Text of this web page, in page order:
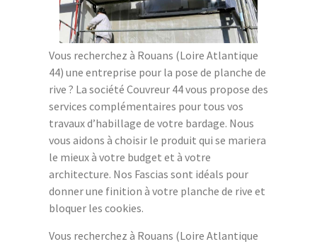
Vous recherchez à Rouans (Loire Atlantique
44) une entreprise pour la pose de planche de
rive ? La société Couvreur 44 vous propose des
services complémentaires pour tous vos
travaux d’habillage de votre bardage. Nous
vous aidons à choisir le produit qui se mariera
le mieux à votre budget et à votre
architecture. Nos Fascias sont idéals pour
donner une finition à votre planche de rive et
bloquer les cookies.
Vous recherchez à Rouans (Loire Atlantique